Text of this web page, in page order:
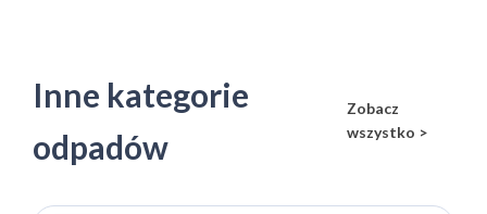
Inne kategorie
odpadów
Zobacz
wszystko >